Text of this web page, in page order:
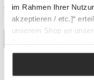
im Rahmen Ihrer
akzeptieren / etc.]“
unserem Shop an
Zwecken (z.B.
Ob Ihre Adresse im
Postleitzahl im Warenkorb
Eine besondere